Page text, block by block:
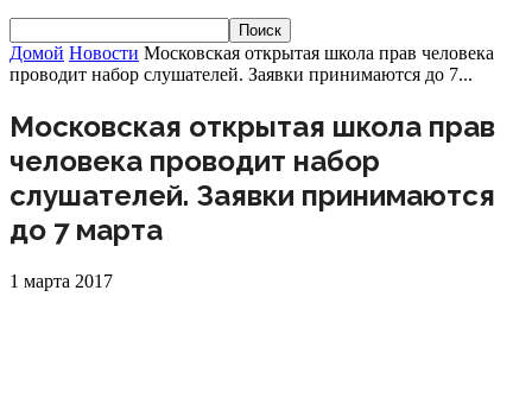
Домой Новости Московская открытая школа прав человека
проводит набор слушателей. Заявки принимаются до 7...
Московская открытая школа прав
человека проводит набор
слушателей. Заявки принимаются
до 7 марта
1 марта 2017